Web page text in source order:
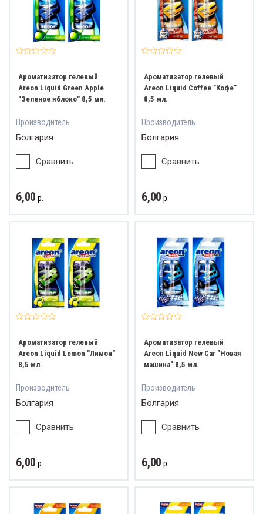
Ароматизатор гелевый
Areon Liquid Green Apple
"Зеленое яблоко" 8,5 мл.
Производитель
Болгария
Сравнить
6,00 р.
Ароматизатор гелевый
Areon Liquid Coffee "Кофе"
8,5 мл.
Производитель
Болгария
Сравнить
6,00 р.
Ароматизатор гелевый
Areon Liquid Lemon "Лимон"
8,5 мл.
Производитель
Болгария
Сравнить
6,00 р.
Ароматизатор гелевый
Areon Liquid New Car "Новая
машина" 8,5 мл.
Производитель
Болгария
Сравнить
6,00 р.